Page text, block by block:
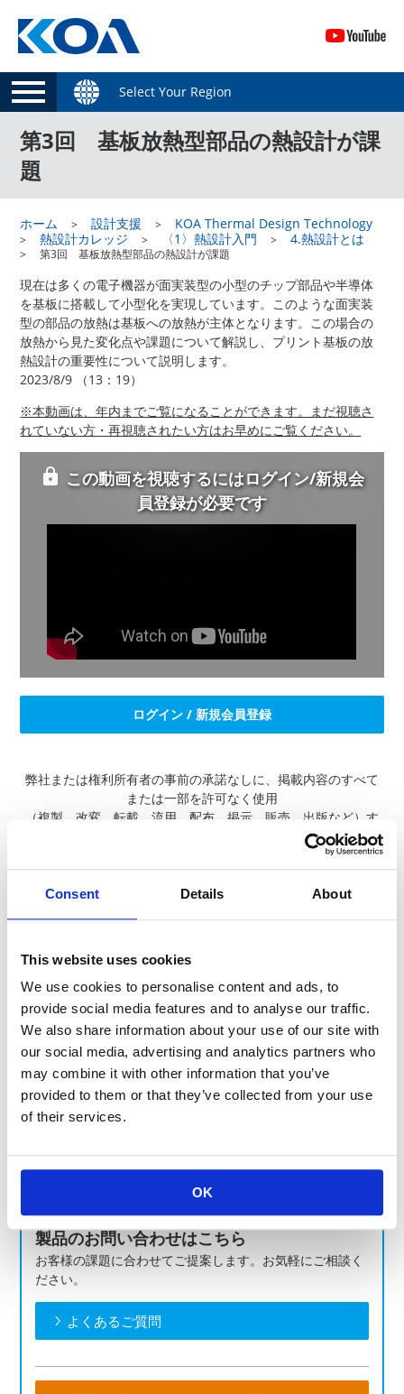
Consent Details About
This website uses cookies
We use cookies to personalise content and ads, to
provide social media features and to analyse our traffic.
We also share information about your use of our site with
our social media, advertising and analytics partners who
may combine it with other information that you’ve
provided to them or that they’ve collected from your use
of their services.
OK
Select Your Region
第3回 基板放熱型部品の熱設計が課
題
ホーム 設計支援
KOA Thermal Design Technology
熱設計カレッジ
〈1〉熱設計入門 4.熱設計とは
第3回 基板放熱型部品の熱設計が課題
現在は多くの電子機器が面実装型の小型のチップ部品や半導体
を基板に搭載して小型化を実現しています。このような面実装
型の部品の放熱は基板への放熱が主体となります。この場合の
放熱から見た変化点や課題について解説し、プリント基板の放
熱設計の重要性について説明します。
2023/8/9 （13：19）
※本動画は、年内までご覧になることができます。まだ視聴さ
れていない方・再視聴されたい方はお早めにご覧ください。
この動画を視聴するにはログイン/新規会
員登録が必要です
ログイン / 新規会員登録
弊社または権利所有者の事前の承諾なしに、掲載内容のすべて
または一部を許可なく使用
（複製、改変、転載、流用、配布、掲示、販売、出版など）す
ることは法律で固く禁止されています。
はなく「熱抵抗」
熱設計入門Topページへ
熱設計入門 動画一覧
製品のお問い合わせはこちら
お客様の課題に合わせてご提案します。お気軽にご相談く
ださい。
よくあるご質問